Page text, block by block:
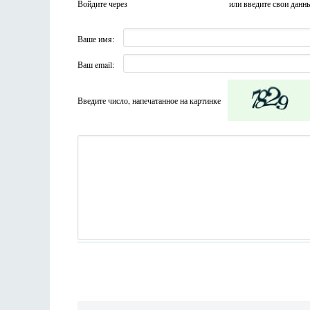
Войдите через или введите свои
Ваше имя:
Ваш email:
Введите число, напечатанное на картинке